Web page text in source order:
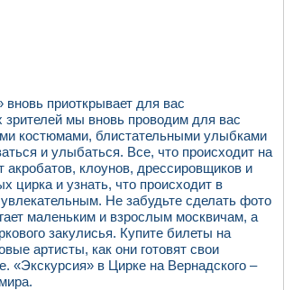
приоткрывает для вас
мы вновь проводим для вас
костюмами, блистательными улыбками
и улыбаться. Все, что происходит на
клоунов, дрессировщиков и
цирка и узнать, что происходит в
Не забудьте сделать фото
маленьким и взрослым москвичам, а
закулисья. Купите билеты на
артисты, как они готовят свои
«Экскурсия» в Цирке на Вернадского –